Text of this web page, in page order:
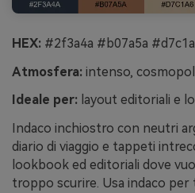
HEX: #2f3a4a #b07a5a
Atmosfera: intenso,
Ideale per: layout editoriali e
Indaco inchiostro con neutri
diario di viaggio e tappeti
lookbook ed editoriali dove
troppo scurire. Usa indaco per